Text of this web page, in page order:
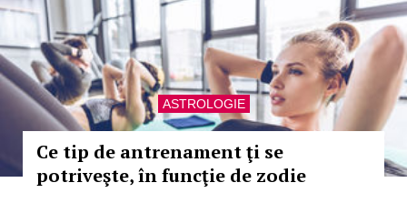
ASTROLOGIE
Ce tip de antrenament ţi se
potriveşte, în funcţie de zodie